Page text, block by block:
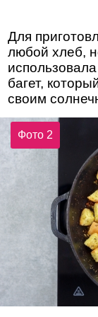
Для
любой хлеб,
багет,
своим
Фото 2